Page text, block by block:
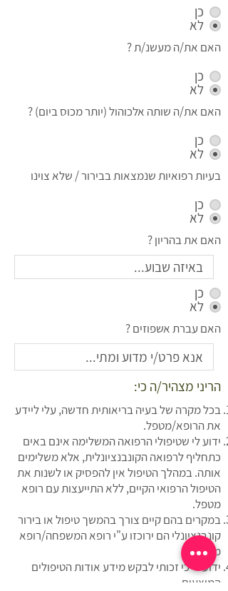
כן
לא
האם את/ה מעשנ/ת ?
כן
לא
האם את/ה שותה אלכוהול (יותר מכוס ביום) ?
כן
לא
בעיות רפואיות שנמצאות בבירור / שלא צוינו
כן
לא
האם את בהריון ?
כן
לא
האם עברת אשפוזים ?
הריני מצהיר/ה כי:
בכל מקרה של בעיה בריאותית חדשה, עלי ליידע
את הרופא/מטפל.
ידוע לי שטיפולי הרפואה המשלימה אינם באים
כתחליף לרפואה הקונבנציונלית, אלא משלימים
אותה. במהלך הטיפול אין להפסיק או לשנות את
הטיפול הרפואי הקיים, ללא התייעצות עם רופא
מטפל.
במקרים בהם קיים צורך בהמשך טיפול או בירור
קונבנציונלי הם ירוכזו ע"י רופא המשפחה/רופא
מטפל.
ידוע לי כי זכותי לבקש מידע אודות הטיפולים
המוצעים.